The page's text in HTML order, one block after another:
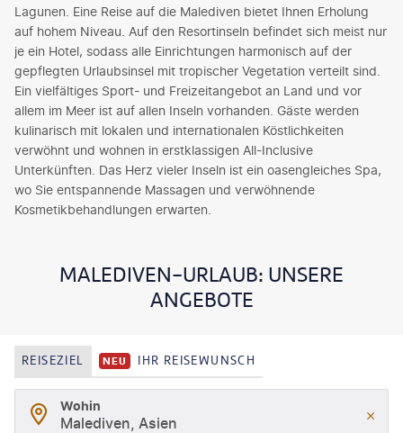
Lagunen. Eine Reise auf die Malediven bietet Ihnen Erholung
auf hohem Niveau. Auf den Resortinseln befindet sich meist nur
je ein Hotel, sodass alle Einrichtungen harmonisch auf der
gepflegten Urlaubsinsel mit tropischer Vegetation verteilt sind.
Ein vielfältiges Sport- und Freizeitangebot an Land und vor
allem im Meer ist auf allen Inseln vorhanden. Gäste werden
kulinarisch mit lokalen und internationalen Köstlichkeiten
verwöhnt und wohnen in erstklassigen All-Inclusive
Unterkünften. Das Herz vieler Inseln ist ein oasengleiches Spa,
wo Sie entspannende Massagen und verwöhnende
Kosmetikbehandlungen erwarten.
MALEDIVEN-URLAUB: UNSERE
ANGEBOTE
REISEZIEL NEU IHR REISEWUNSCH
Wohin
Malediven, Asien